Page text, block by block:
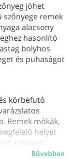
jöhet
szőnyege remek
alacsony
hasonlító
bolyhos
és puhaságot
körbefutó
Remek mókák,
helyét
szőnyeg.
Bővebben